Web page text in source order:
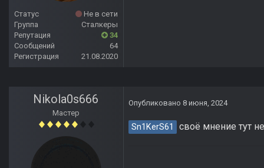
Статус
Не в сети
Группа
Сталкеры
Репутация
34
Сообщений
64
Регистрация
21.08.2020
Nikola0s666
Мастер
Опубликовано 8 июня, 2024
Sn1KerS61 своё мнение тут